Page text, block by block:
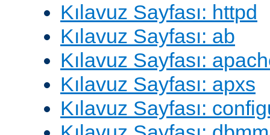
Kılavuz Sayfası: httpd
Kılavuz Sayfası: ab
Kılavuz Sayfası:
Kılavuz Sayfası: apxs
Kılavuz Sayfası: